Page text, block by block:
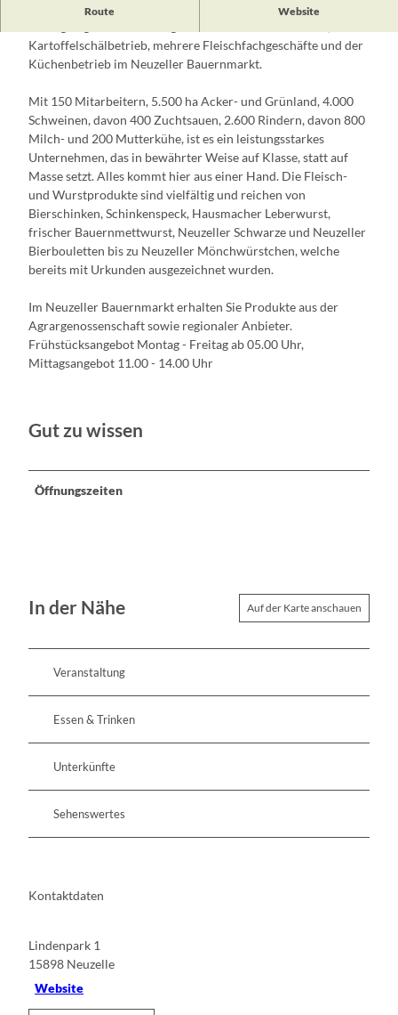
Route Website
Regionale Produkte aus eigener Produktion
Kartoffelschälbetrieb, mehrere Fleischfachgeschäfte und der
Küchenbetrieb im Neuzeller Bauernmarkt.
Mit 150 Mitarbeitern, 5.500 ha Acker- und Grünland, 4.000
Schweinen, davon 400 Zuchtsauen, 2.600 Rindern, davon 800
Milch- und 200 Mutterkühe, ist es ein leistungsstarkes
Unternehmen, das in bewährter Weise auf Klasse, statt auf
Masse setzt. Alles kommt hier aus einer Hand. Die Fleisch-
und Wurstprodukte sind vielfältig und reichen von
Bierschinken, Schinkenspeck, Hausmacher Leberwurst,
frischer Bauernmettwurst, Neuzeller Schwarze und Neuzeller
Bierbouletten bis zu Neuzeller Mönchwürstchen, welche
bereits mit Urkunden ausgezeichnet wurden.
Im Neuzeller Bauernmarkt erhalten Sie Produkte aus der
Agrargenossenschaft sowie regionaler Anbieter.
Frühstücksangebot Montag - Freitag ab 05.00 Uhr,
Mittagsangebot 11.00 - 14.00 Uhr
Gut zu wissen
Öffnungszeiten
In der Nähe Auf der Karte anschauen
Veranstaltung
Essen & Trinken
Unterkünfte
Sehenswertes
Kontaktdaten
Lindenpark 1
15898 Neuzelle
Website